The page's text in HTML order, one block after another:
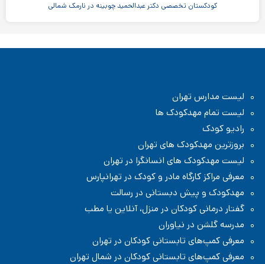
کودکستان تخصصی دکتر عبدالحمید چوبینه در نارمک شمالی
مهدکودک و پیش دبستانی دو زبانه آرین ۳
لیست مدارس تهران
لیست تمام مهدکودک ها
رادیو کودک
بروزترین مهدکودک های تهران
لیست مهدکودک های انسانگرا در تهران
معرفی مراکز کارگاه مادر و کودک در تهرانپارس
مهدکودک و پیش دبستانی در رسالت
گفتار درمانی کودکان در منزل، آنلاین یا مطب
مدرسه گلشن در نیاوران
معرفی کمپ‌های تابستانی کودکان در تهران
معرفی کمپ‌های تابستانی کودکان در شمال تهران